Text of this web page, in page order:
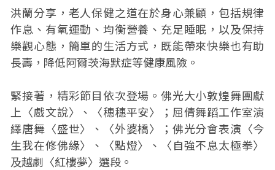
洪蘭分享，老人保健之道在於身心兼顧，包括規律
作息、有氧運動、均衡營養、充足睡眠，以及保持
樂觀心態，簡單的生活方式，既能帶來快樂也有助
長壽，降低阿爾茨海默症等健康風險。
緊接著，精彩節目依次登場。佛光大小敦煌舞團獻
上〈戲文說〉、〈穗穗平安〉；屈倩舞蹈工作室演
繹唐舞〈盛世〉、〈外婆橋〉；佛光分會表演〈今
生我在修佛緣〉、〈點燈〉、〈自強不息太極拳〉
及越劇〈紅樓夢〉選段。